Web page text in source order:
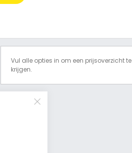
Vul alle opties in om een prijsoverzicht te
krijgen.